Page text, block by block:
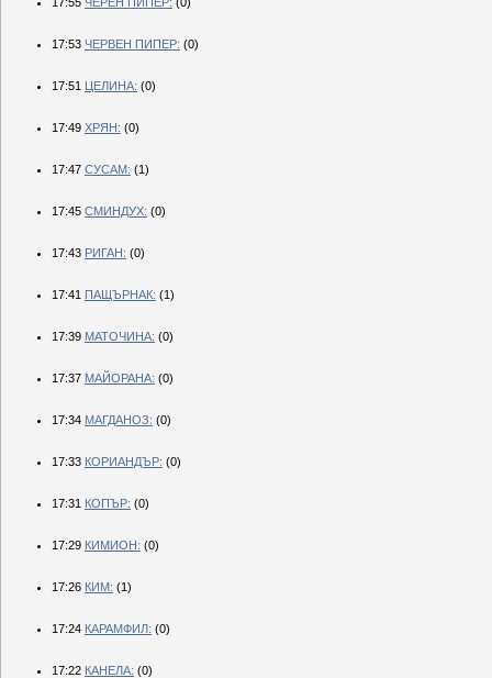
17:53 ЧЕРВЕН ПИПЕР: (0)
17:51 ЦЕЛИНА: (0)
17:49 ХРЯН: (0)
17:47 СУСАМ: (1)
17:45 СМИНДУХ: (0)
17:43 РИГАН: (0)
17:41 ПАЩЪРНАК: (1)
17:39 МАТОЧИНА: (0)
17:37 МАЙОРАНА: (0)
17:34 МАГДАНОЗ: (0)
17:33 КОРИАНДЪР: (0)
17:31 КОПЪР: (0)
17:29 КИМИОН: (0)
17:26 КИМ: (1)
17:24 КАРАМФИЛ: (0)
17:22 КАНЕЛА: (0)